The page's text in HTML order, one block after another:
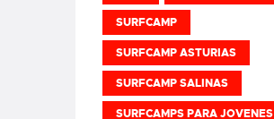
SURFCAMP
SURFCAMP ASTURIAS
SURFCAMP SALINAS
SURFCAMPS PARA JOVENES